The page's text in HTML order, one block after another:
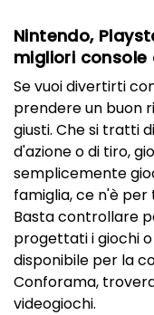
Nintendo,
migliori console
Se vuoi divertirti
prendere un buon
giusti. Che si tratti
d'azione o di tiro,
semplicemente
famiglia, ce n'è
Basta controllare
progettati i giochi
disponibile per la
Conforama,
videogiochi.